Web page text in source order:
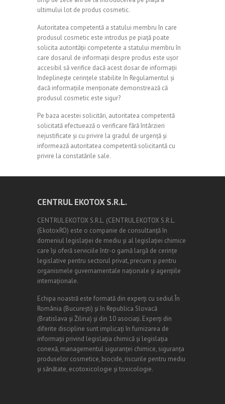
ultimului lot de produs cosmetic.
Autoritatea competentă a statului membru în care
produsul cosmetic este introdus pe piață poate
solicita autorității competente a statului membru în
care dosarul de informații despre produs este ușor
accesibil să verifice dacă acest dosar de informații
îndeplinește cerințele stabilite în Regulamentul și
dacă informațiile menționate demonstrează că
produsul cosmetic este sigur?
Pe baza acestei solicitări, autoritatea competentă
solicitată efectuează o verificare fără întârzieri
nejustificate și cu privire la gradul de urgență și
informează autoritatea competentă solicitantă cu
privire la constatările sale.
CENTRUL EKOTOX S.R.L.
CENTRUL EKOTOX S.R.L. (CENTRUL EKOTOX S.R.L.
(EkotoxRO) este o companie de consultanță în
domeniul legislației de mediu și al legislației chimice
care își oferă serviciile într-o gamă largă de cerințe
legislative pentru sectorul privat, precum și pentru
organismele guvernamentale naționale și agențiile
internaționale.
Echipa noastră este formată din experți cu sediul În
România (Bucureşti) și în Republica Slovacă
(Bratislava și Žilina) și din 10 asociați. Experți din
diferite discipline sunt implicați în furnizarea de
informații privind legislația chimică și legislația
conexă, managementul siguranței chimice, siguranța
produselor cosmetice, biocide, riscurile pentru mediu
și sănătate, ecotoxicologie și toxicologie.